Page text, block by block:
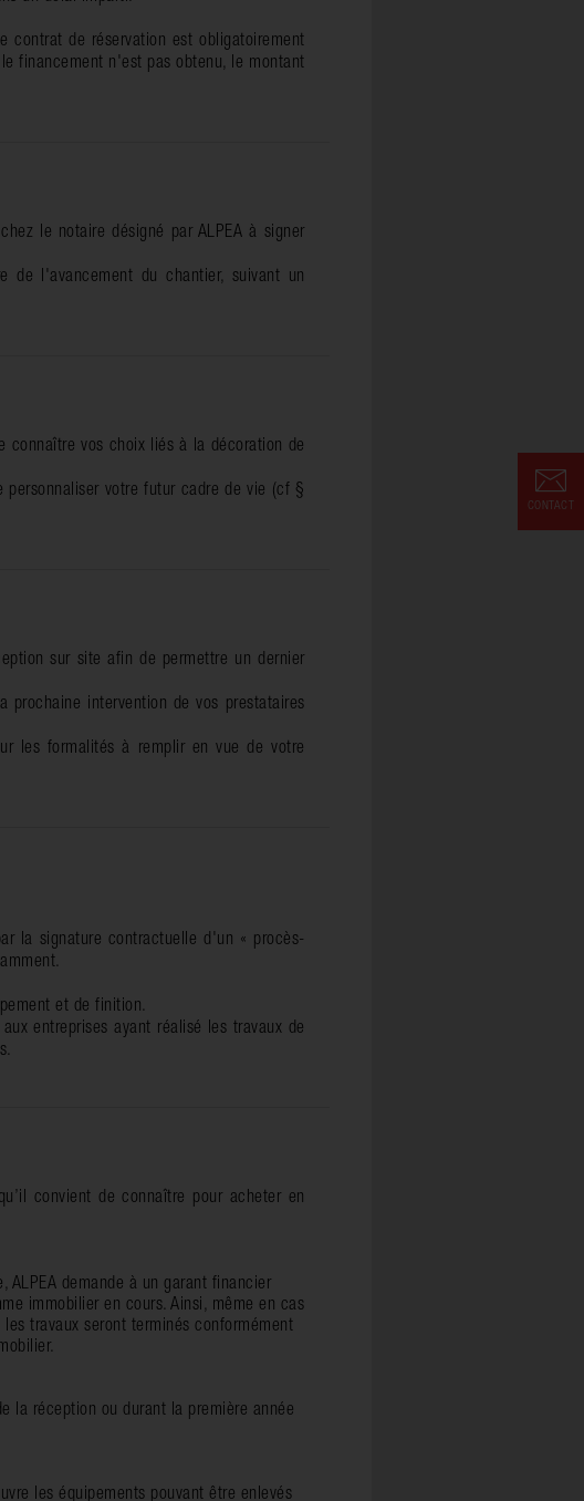
CONTACT
contrat de réservation est obligatoirement
financement n'est pas obtenu, le montant
le notaire désigné par ALPEA à signer
l'avancement du chantier, suivant un
connaître vos choix liés à la décoration de
votre futur cadre de vie (cf §
sur site afin de permettre un dernier
prochaine intervention de vos prestataires
les formalités à remplir en vue de votre
la signature contractuelle d'un « procès-
et de finition.
entreprises ayant réalisé les travaux de
convient de connaître pour acheter en
ALPEA demande à un garant financier
immobilier en cours. Ainsi, même en cas
travaux seront terminés conformément
la réception ou durant la première année
les équipements pouvant être enlevés